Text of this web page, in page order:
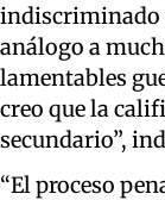
indiscriminado
análogo a
lamentables
creo que la
secundario”,
“El proceso